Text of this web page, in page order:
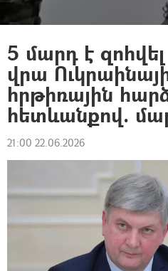
5 մարդ է
վրա
հրթիռային
հետևանքով.
21:00 22.06.2026